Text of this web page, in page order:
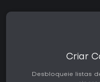
Criar
Desbloqueie listas